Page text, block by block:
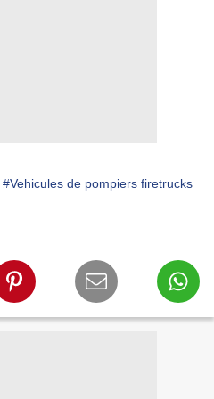
#Vehicules de pompiers firetrucks